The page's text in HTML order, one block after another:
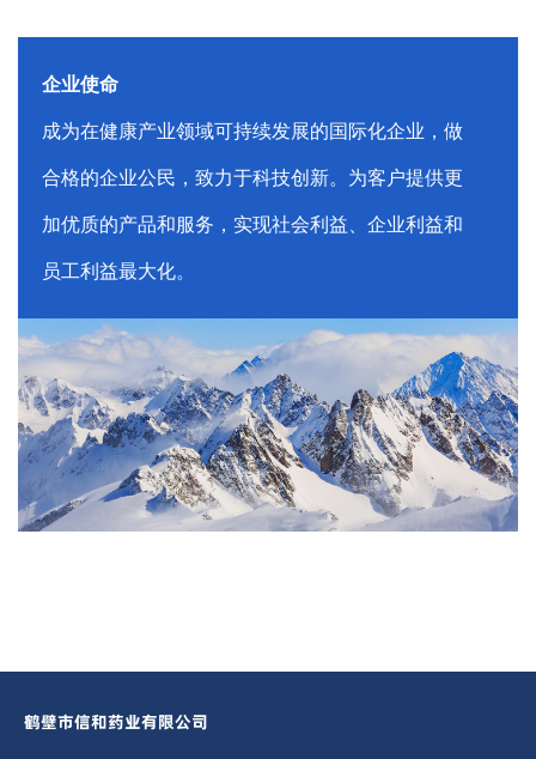
企业使命
成为在健康产业领域可持续发展的国际化企业，做
合格的企业公民，致力于科技创新。为客户提供更
加优质的产品和服务，实现社会利益、企业利益和
员工利益最大化。
鹤壁市信和药业有限公司